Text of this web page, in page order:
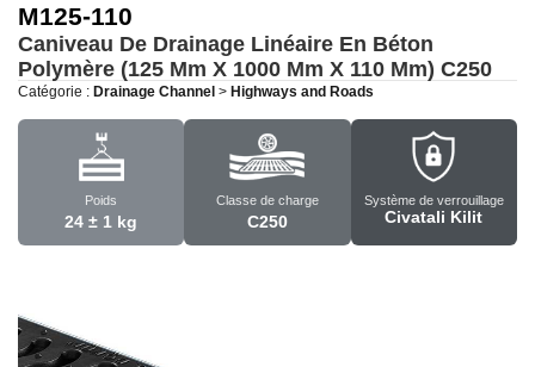
M125-110
Caniveau De Drainage Linéaire En Béton
Polymère (125 Mm X 1000 Mm X 110 Mm) C250
Catégorie : Drainage Channel > Highways and Roads
Poids
24 ± 1 kg
Classe de charge
C250
Système de verrouillage
Civatali Kilit